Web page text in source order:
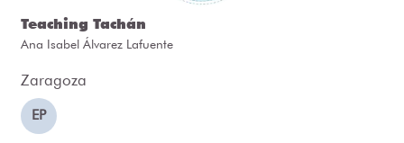
Teaching Tachán
Ana Isabel Álvarez Lafuente
Zaragoza
EP